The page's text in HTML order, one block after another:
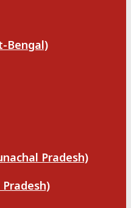
Bengal)
Pradesh)
Pradesh)